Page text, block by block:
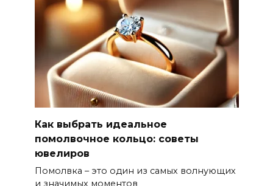
Как выбрать идеальное
помолвочное кольцо: советы
ювелиров
Помолвка – это один из самых волнующих
и значимых моментов